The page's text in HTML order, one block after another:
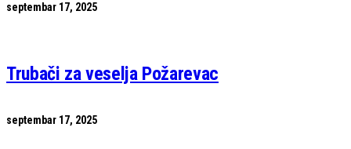
septembar 17, 2025
Trubači za veselja Požarevac
septembar 17, 2025